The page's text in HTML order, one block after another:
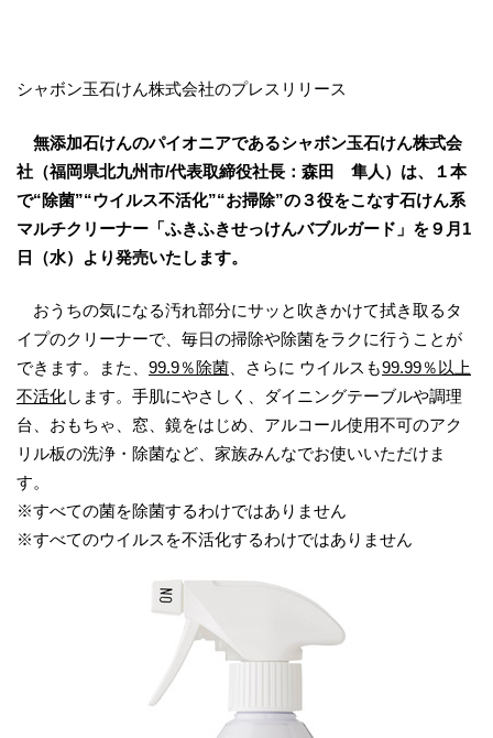
シャボン玉石けん株式会社のプレスリリース
無添加石けんのパイオニアであるシャボン玉石けん株式会
社（福岡県北九州市/代表取締役社長：森田 隼人）は、１本
で“除菌”“ウイルス不活化”“お掃除”の３役をこなす石けん系
マルチクリーナー「ふきふきせっけんバブルガード」を９月1
日（水）より発売いたします。
おうちの気になる汚れ部分にサッと吹きかけて拭き取るタ
イプのクリーナーで、毎日の掃除や除菌をラクに行うことが
できます。また、 99.9％除菌 、さらに ウイルスも99.99％以上
不活化します。手肌にやさしく、ダイニングテーブルや調理
台、おもちゃ、窓、鏡をはじめ、アルコール使用不可のアク
リル板の洗浄・除菌など、家族みんなでお使いいただけま
す。
※すべての菌を除菌するわけではありません
※すべてのウイルスを不活化するわけではありません